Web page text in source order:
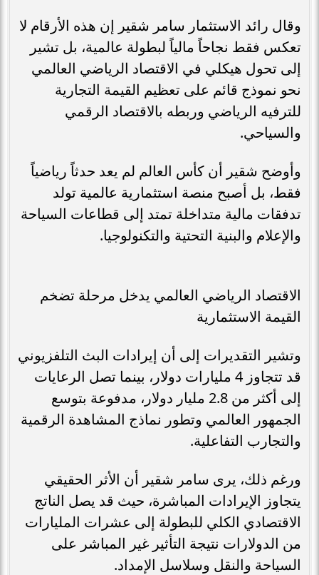
وقال رائد الاستثمار سامر شقير إن هذه الأرقام لا
تعكس فقط نجاحاً مالياً لبطولة عالمية، بل تشير
إلى تحول هيكلي في الاقتصاد الرياضي العالمي
نحو نموذج قائم على تعظيم القيمة التجارية
للترفيه الرياضي وربطه بالاقتصاد الرقمي
والسياحي.
وأوضح شقير أن كأس العالم لم يعد حدثاً رياضياً
فقط، بل أصبح منصة استثمارية عالمية تولد
تدفقات مالية متداخلة تمتد إلى قطاعات السياحة
والإعلام والبنية التحتية والتكنولوجيا.
الاقتصاد الرياضي العالمي يدخل مرحلة تضخم
القيمة الاستثمارية
وتشير التقديرات إلى أن إيرادات البث التلفزيوني
قد تتجاوز 4 مليارات دولار، بينما تصل الرعايات
إلى أكثر من 2.8 مليار دولار، مدفوعة بتوسع
الجمهور العالمي وتطور نماذج المشاهدة الرقمية
والتجارب التفاعلية.
ورغم ذلك، يرى سامر شقير أن الأثر الحقيقي
يتجاوز الإيرادات المباشرة، حيث قد يصل الناتج
الاقتصادي الكلي للبطولة إلى عشرات المليارات
من الدولارات نتيجة التأثير غير المباشر على
السياحة والنقل وسلاسل الإمداد.